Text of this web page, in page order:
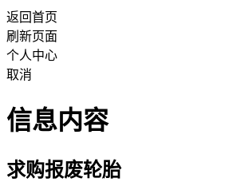
返回首页
刷新页面
个人中心
取消
信息内容
求购报废轮胎